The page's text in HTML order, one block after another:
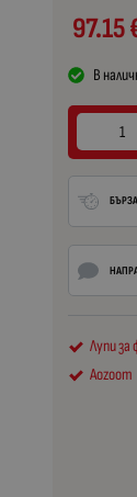
97.15
В
Лупи за
Aozoom